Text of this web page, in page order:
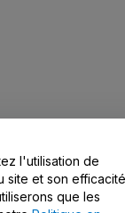
l'utilisation de
site et son efficacité
que les